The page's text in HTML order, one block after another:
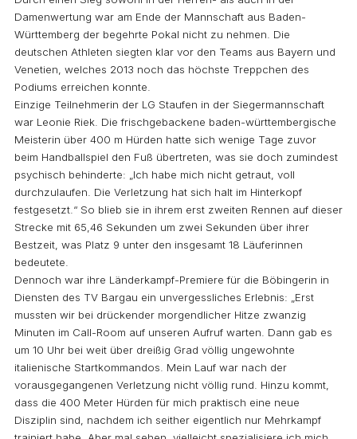
Damenwertung war am Ende der Mannschaft aus Baden-
Württemberg der begehrte Pokal nicht zu nehmen. Die
deutschen Athleten siegten klar vor den Teams aus Bayern und
Venetien, welches 2013 noch das höchste Treppchen des
Podiums erreichen konnte.
Einzige Teilnehmerin der LG Staufen in der Siegermannschaft
war Leonie Riek. Die frischgebackene baden-württembergische
Meisterin über 400 m Hürden hatte sich wenige Tage zuvor
beim Handballspiel den Fuß übertreten, was sie doch zumindest
psychisch behinderte: „Ich habe mich nicht getraut, voll
durchzulaufen. Die Verletzung hat sich halt im Hinterkopf
festgesetzt.“ So blieb sie in ihrem erst zweiten Rennen auf dieser
Strecke mit 65,46 Sekunden um zwei Sekunden über ihrer
Bestzeit, was Platz 9 unter den insgesamt 18 Läuferinnen
bedeutete.
Dennoch war ihre Länderkampf-Premiere für die Böbingerin in
Diensten des TV Bargau ein unvergessliches Erlebnis: „Erst
mussten wir bei drückender morgendlicher Hitze zwanzig
Minuten im Call-Room auf unseren Aufruf warten. Dann gab es
um 10 Uhr bei weit über dreißig Grad völlig ungewohnte
italienische Startkommandos. Mein Lauf war nach der
vorausgegangenen Verletzung nicht völlig rund. Hinzu kommt,
dass die 400 Meter Hürden für mich praktisch eine neue
Disziplin sind, nachdem ich seither eigentlich nur Mehrkampf